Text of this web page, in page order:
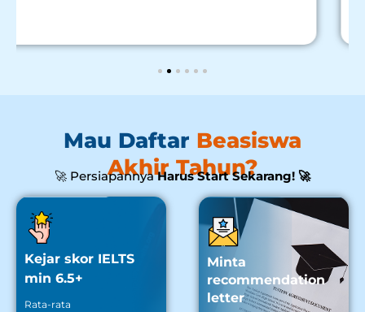
Mau Daftar Beasiswa
Akhir Tahun?
🚀 PersiapannyaHarus Start Sekarang! 🚀
Kejar skor IELTS
min 6.5+
Rata-rata
Minta
recommendation
letter